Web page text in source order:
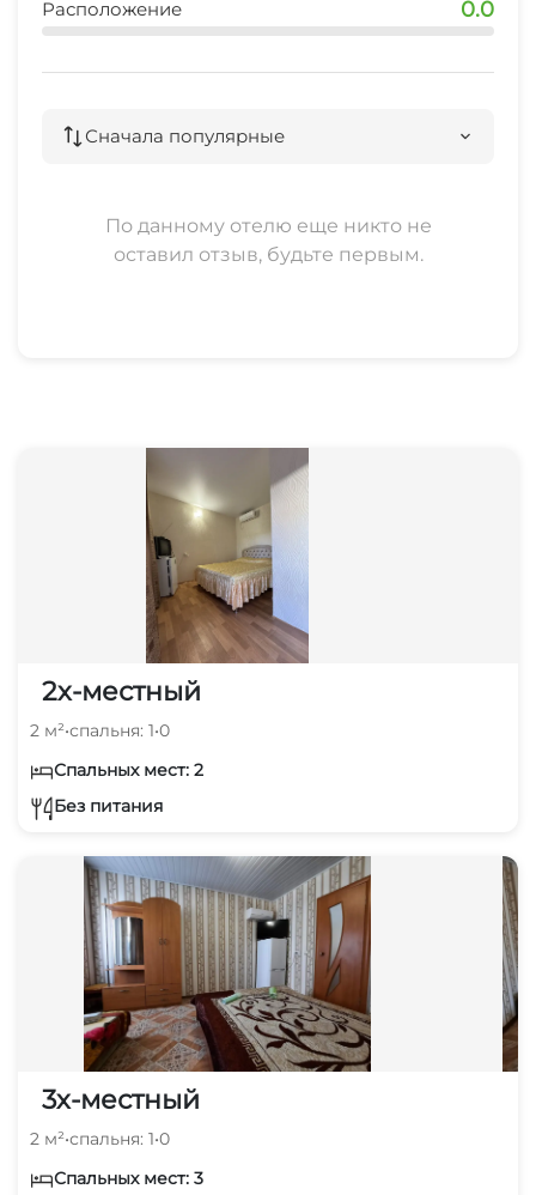
Расположение 0.0
Сначала популярные
По данному отелю еще никто не
оставил отзыв, будьте первым.
2х-местный
2 м²•спальня: 1•0
Спальных мест: 2
Без питания
3х-местный
2 м²•спальня: 1•0
Спальных мест: 3